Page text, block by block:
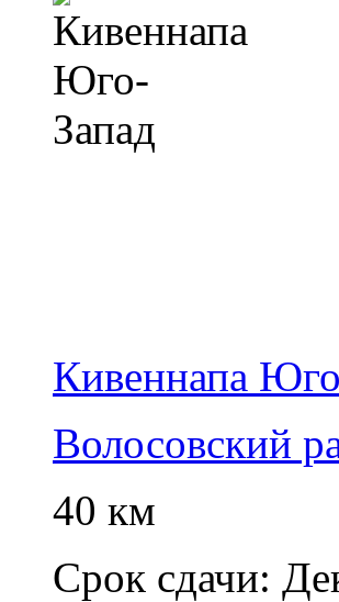
Кивеннапа
Волосовский
40 км
Срок сдачи: